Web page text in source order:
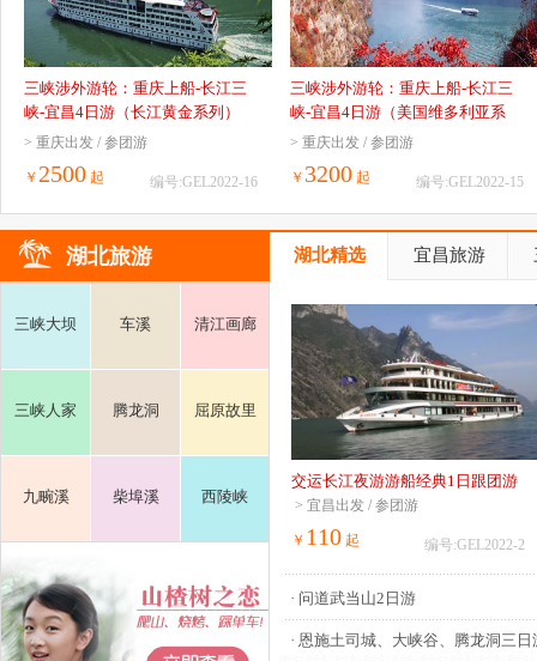
三峡涉外游轮：重庆上船-长江三
峡-宜昌4日游（长江黄金系列）
> 重庆出发 / 参团游
￥ 2500起 编号:GEL2022-16
三峡涉外游轮：重庆上船-长江三
峡-宜昌4日游（美国维多利亚系
列）
> 重庆出发 / 参团游
￥ 3200起 编号:GEL2022-15
湖北旅游
三峡大坝 车溪 清江画廊
三峡人家 腾龙洞 屈原故里
九畹溪 柴埠溪 西陵峡
湖北精选 宜昌旅游
交运长江夜游游船经典1日跟团游
> 宜昌出发 / 参团游
￥ 110 起 编号:GEL2022-2
· 问道武当山2日游
· 恩施土司城、大峡谷、腾龙洞三日